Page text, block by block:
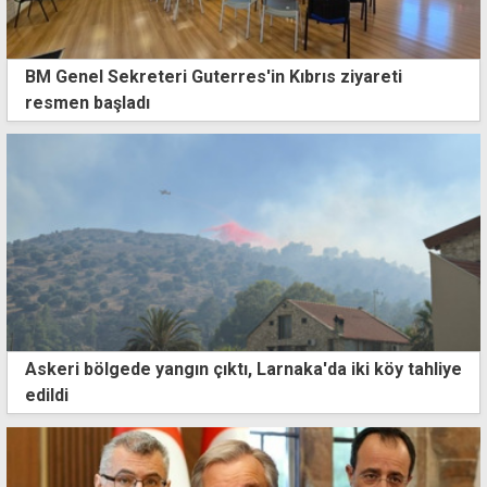
BM Genel Sekreteri Guterres'in Kıbrıs ziyareti
resmen başladı
Askeri bölgede yangın çıktı, Larnaka'da iki köy tahliye
edildi